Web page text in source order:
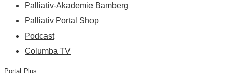
Palliativ-Akademie Bamberg
Palliativ Portal Shop
Podcast
Columba TV
Portal Plus